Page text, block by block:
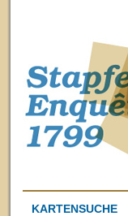
KARTENSUCHE